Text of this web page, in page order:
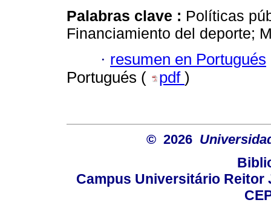
Palabras clave : Políticas
Financiamiento del deporte;
· resumen en Portugués
Portugués (
pdf )
© 2026
Campus Universitário Reitor